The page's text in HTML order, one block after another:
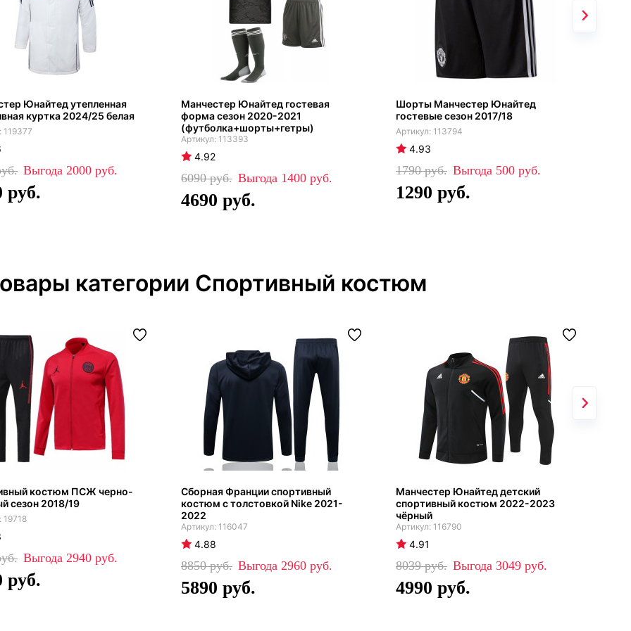
Юнайтед утепленная
куртка 2024/25 белая
119377
2000
Манчестер Юнайтед гостевая
форма сезон 2020-2021
(футболка+шорты+гетры)
113393
4.92
6090 1400
4690
Шорты Манчестер Юнайтед
гостевые сезон 2017/18
113794
4.93
1790 500
1290
категории Спортивный костюм
костюм ПСЖ черно-
сезон 2018/19
19718
2940
Сборная Франции спортивный
костюм с толстовкой Nike 2021-
2022
116047
4.88
8850 2960
5890
Манчестер Юнайтед детский
спортивный костюм 2022-2023
чёрный
116790
4.91
8039 3049
4990